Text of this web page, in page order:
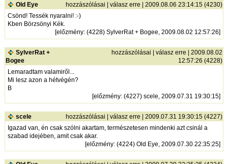
Old Eye hozzászólásai | válasz erre | 2009.08.06 23:14:15 (4230)
Csönd! Tessék nyaralni! :-)
Kben Börzsönyi Kék.
[előzmény: (4228) SylverRat + Bogee, 2009.08.02 12:57:26]
SylverRat +
Bogee
hozzászólásai | válasz erre | 2009.08.02
12:57:26 (4228)
Lemaradtam valamiről...
Mi lesz azon a hétvégén?
B
[előzmény: (4227) scele, 2009.07.31 19:30:15]
scele hozzászólásai | válasz erre | 2009.07.31 19:30:15 (4227)
Igazad van, én csak szólni akartam, természetesen mindenki azt csinál a
szabad idejében, amit csak akar.
[előzmény: (4224) Old Eye, 2009.07.30 22:35:25]